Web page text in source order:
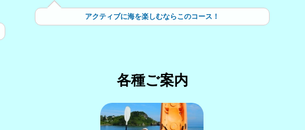
アクティブに海を楽しむならこのコース！
各種ご案内